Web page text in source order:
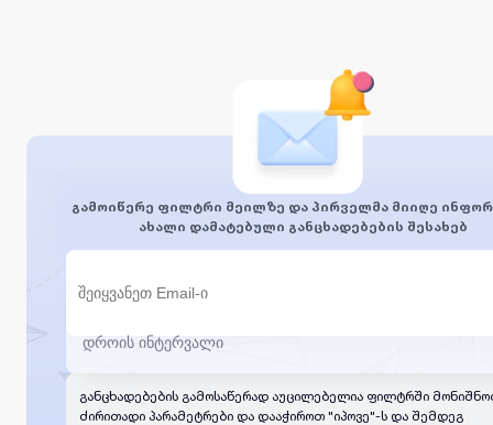
გამოიწერე ფილტრი მეილზე და პირველმა მიიღე
ახალი დამატებული განცხადებების შესახებ
განცხადებების გამოსაწერად აუცილებელია ფილტრში
ძირითადი პარამეტრები და დააჭიროთ "იპოვე"-ს და შემდეგ